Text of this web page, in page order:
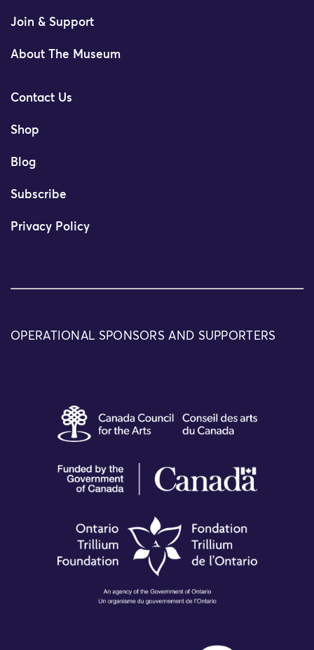
Join & Support
About The Museum
Contact Us
Shop
Blog
Subscribe
Privacy Policy
OPERATIONAL SPONSORS AND SUPPORTERS